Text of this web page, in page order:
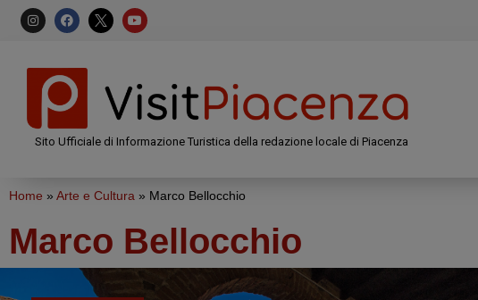
Sito Ufficiale di Informazione Turistica della redazione locale di Piacenza
Home » Arte e Cultura » Marco Bellocchio
Marco Bellocchio